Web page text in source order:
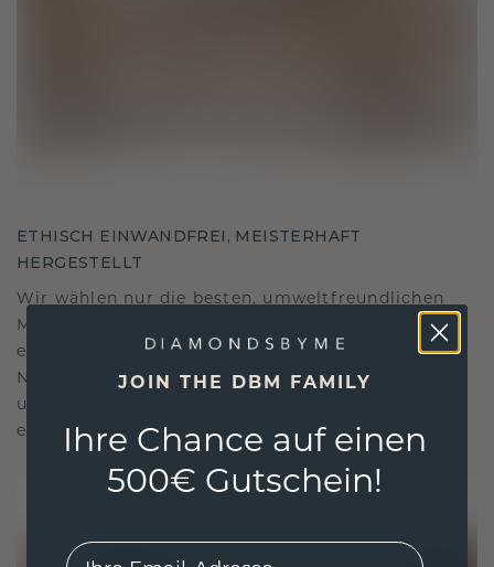
ETHISCH EINWANDFREI, MEISTERHAFT
HERGESTELLT
Wir wählen nur die besten, umweltfreundlichen
Materialien und Labor Diamanten aus. Unsere
erfahrenen Goldschmiede verbinden
Nachhaltigkeit mit beispielloser Handwerkskunst
und stellen so sicher, dass Ihr Schmuck ebenso
ethisch wie exquisit ist.
JOIN THE DBM FAMILY
Ihre Chance auf einen
500€ Gutschein!
EMail